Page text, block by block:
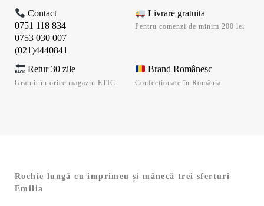
Contact
0751 118 834
0753 030 007
(021)4440841
Livrare gratuita
Pentru comenzi de minim 200 lei
Retur 30 zile
Gratuit în orice magazin ETIC
Brand Românesc
Confecționate în România
Rochie lungă cu imprimeu și mânecă trei sferturi
Emilia